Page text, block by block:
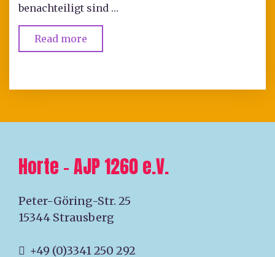
benachteiligt sind …
Read more
Horte – AJP 1260 e.V.
Peter-Göring-Str. 25
15344 Strausberg
+49 (0)3341 250 292